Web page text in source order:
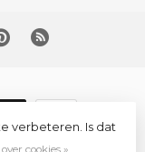
verbeteren. Is dat
cookies »